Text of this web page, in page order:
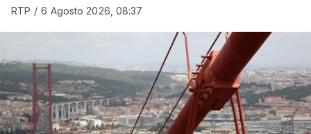
RTP / 6 Agosto 2026, 08:37